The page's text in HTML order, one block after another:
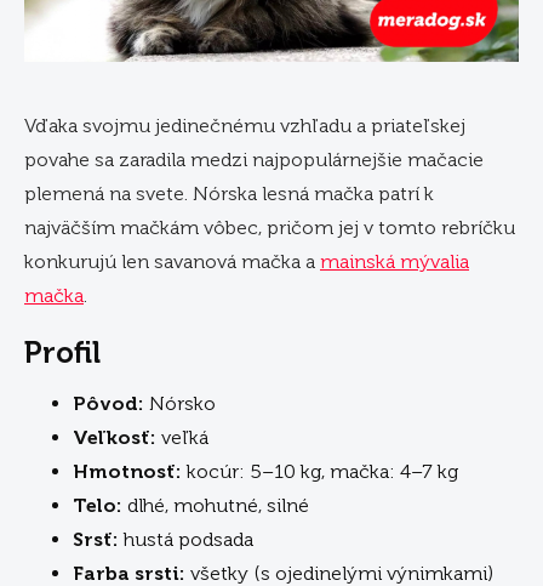
Vďaka svojmu jedinečnému vzhľadu a priateľskej
povahe sa zaradila medzi najpopulárnejšie mačacie
plemená na svete. Nórska lesná mačka patrí k
najväčším mačkám vôbec, pričom jej v tomto rebríčku
konkurujú len savanová mačka a mainská mývalia
mačka.
Profil
Pôvod: Nórsko
Veľkosť: veľká
Hmotnosť: kocúr: 5–10 kg, mačka: 4–7 kg
Telo: dlhé, mohutné, silné
Srsť: hustá podsada
Farba srsti: všetky (s ojedinelými výnimkami)